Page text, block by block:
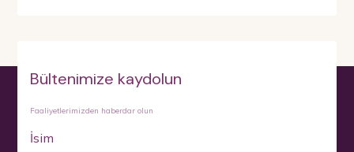
Bültenimize kaydolun
Faaliyetlerimizden haberdar olun
İsim